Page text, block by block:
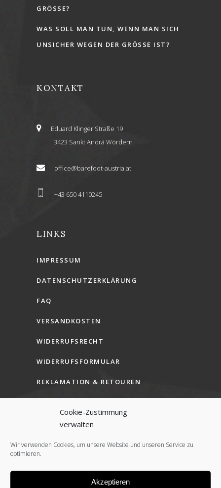
Cookie-Zustimmung
verwalten
Wir verwenden Cookies, um unsere Website und unseren Service zu
optimieren.
Akzeptieren
GRÖSSE?
WAS SOLL MAN TUN, WENN MAN SICH
UNSICHER WEGEN DER GRÖSSE IST?
KONTAKT
Eduard Klinger Straße 19
3423 Sankt Andrä Wördern
office@barefoot-austria.at
+43 650 4110245
LINKS
IMPRESSUM
DATENSCHUTZERKLÄRUNG
FAQ
VERSANDKOSTEN
WIDERRUFSRECHT
WIDERRUFSFORMULAR
REKLAMATION & RETOUREN
AGB (B2B)
COOKIE-RICHTLINIE (EU)